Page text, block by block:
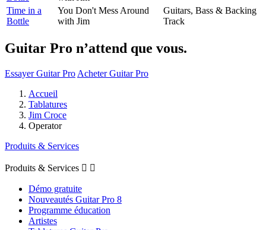
Time in a
Bottle
You Don't Mess Around
with Jim
Guitars, Bass & Backing
Track
Guitar Pro n’attend que vous.
Essayer Guitar Pro Acheter Guitar Pro
Accueil
Tablatures
Jim Croce
Operator
Produits & Services
Produits & Services  
Démo gratuite
Nouveautés Guitar Pro 8
Programme éducation
Artistes